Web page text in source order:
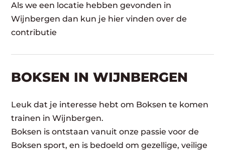
Als we een locatie hebben gevonden in
Wijnbergen dan kun je hier vinden over de
contributie
BOKSEN IN WIJNBERGEN
Leuk dat je interesse hebt om Boksen te komen
trainen in Wijnbergen.
Boksen is ontstaan vanuit onze passie voor de
Boksen sport, en is bedoeld om gezellige, veilige